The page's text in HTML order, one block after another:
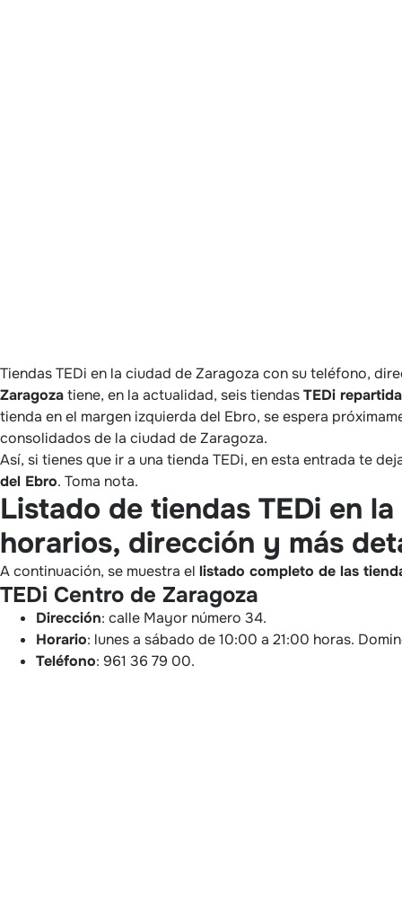
Tiendas TEDi en la ciudad de Zaragoza con su teléfono,
Zaragozatiene, en la actualidad, seis tiendasTEDi
tienda en el margen izquierda del Ebro, se espera
consolidados de la ciudad de Zaragoza.
Así, si tienes que ir a una tienda TEDi, en esta entrada te
del Ebro. Toma nota.
Listado de tiendas TEDi en
horarios, dirección y más
A continuación, se muestra el listado completo de las
TEDi Centro de Zaragoza
Dirección: calle Mayor número 34.
Horario: lunes a sábado de 10:00 a 21:00 horas.
Teléfono: 961 36 79 00.